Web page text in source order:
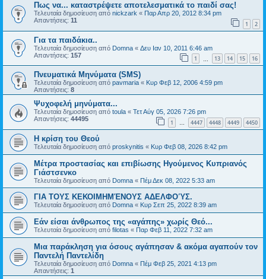
Πως να... καταστρέψετε αποτελεσματικά το παιδί σας!
Τελευταία δημοσίευση από nickzark « Παρ Απρ 20, 2012 8:34 pm
Απαντήσεις: 11 1 2
Για τα παιδάκια..
Τελευταία δημοσίευση από Domna « Δευ Ιαν 10, 2011 6:46 am
Απαντήσεις: 157 1 13 14 15 16
Πνευματικά Μηνύματα (SMS)
Τελευταία δημοσίευση από pavmaria « Κυρ Φεβ 12, 2006 4:59 pm
Απαντήσεις: 8
Ψυχοφελή μηνύματα...
Τελευταία δημοσίευση από toula « Τετ Αύγ 05, 2026 7:26 pm
Απαντήσεις: 44495 1 … 4447 4448 4449 4450
Η κρίση του Θεού
Τελευταία δημοσίευση από proskynitis « Κυρ Φεβ 08, 2026 8:42 pm
Μέτρα προστασίας και επιβίωσης Ηγούμενος Κυπριανός
Γιάστσενκο
Τελευταία δημοσίευση από Domna « Πέμ Δεκ 08, 2022 5:33 am
ΓΙΑ ΤΟΥΣ ΚΕΚΟΙΜΗΜΈΝΟΥΣ ΑΔΕΛΦΟΎΣ.
Τελευταία δημοσίευση από Domna « Κυρ Σεπ 25, 2022 8:39 am
Εάν είσαι άνθρωπος της «αγάπης» χωρίς Θεό...
Τελευταία δημοσίευση από filotas « Παρ Φεβ 11, 2022 7:32 am
Μια παράκληση για όσους αγάπησαν & ακόμα αγαπούν τον
Παντελή Παντελίδη
Τελευταία δημοσίευση από Domna « Πέμ Φεβ 25, 2021 4:13 pm
Απαντήσεις: 1